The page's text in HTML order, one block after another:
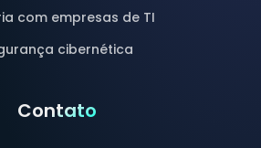
com empresas de TI
cibernética
Contato